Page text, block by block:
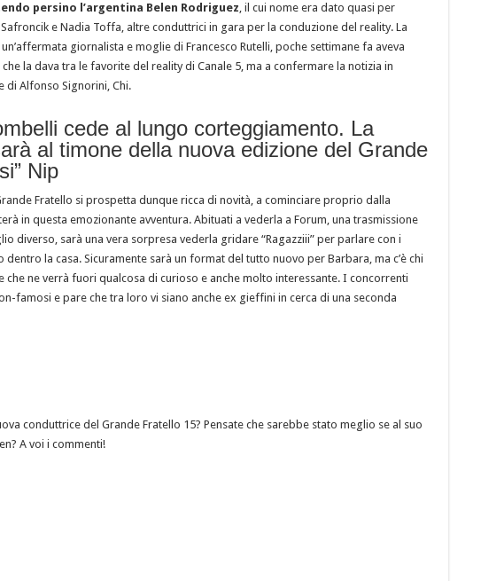
persino l’argentina Belen Rodriguez, il cui nome era dato quasi per
e Nadia Toffa, altre conduttrici in gara per la conduzione del reality. La
giornalista e moglie di Francesco Rutelli, poche settimane fa aveva
che la dava tra le favorite del reality di Canale 5, ma a confermare la notizia in
di Alfonso Signorini, Chi.
cede al lungo corteggiamento. La
al timone della nuova edizione del Grande
Nip
Fratello si prospetta dunque ricca di novità, a cominciare proprio dalla
in questa emozionante avventura. Abituati a vederla a Forum, una trasmissione
diverso, sarà una vera sorpresa vederla gridare “Ragazziii” per parlare con i
dentro la casa. Sicuramente sarà un format del tutto nuovo per Barbara, ma c’è chi
che ne verrà fuori qualcosa di curioso e anche molto interessante. I concorrenti
famosi e pare che tra loro vi siano anche ex gieffini in cerca di una seconda
conduttrice del Grande Fratello 15? Pensate che sarebbe stato meglio se al suo
A voi i commenti!